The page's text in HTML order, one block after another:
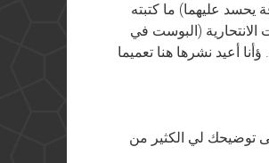
يحسد عليهما) ما كتبته
الانتحارية (البوست في
أعيد نشرها هنا تعميما
توضيحك لي الكثير من